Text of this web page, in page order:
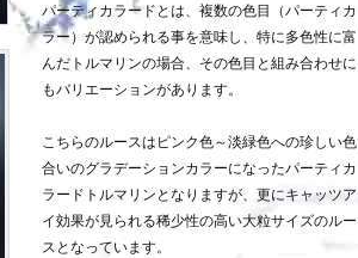
パーティカラードとは、複数の色目（パーティカ
ラー）が認められる事を意味し、特に多色性に富
んだトルマリンの場合、その色目と組み合わせに
もバリエーションがあります。
こちらのルースはピンク色～淡緑色への珍しい色
合いのグラデーションカラーになったパーティカ
ラードトルマリンとなりますが、更にキャッツア
イ効果が見られる稀少性の高い大粒サイズのルー
スとなっています。